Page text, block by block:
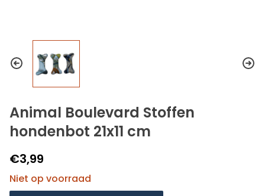
Animal Boulevard Stoffen
hondenbot 21x11 cm
€3,99
Niet op voorraad